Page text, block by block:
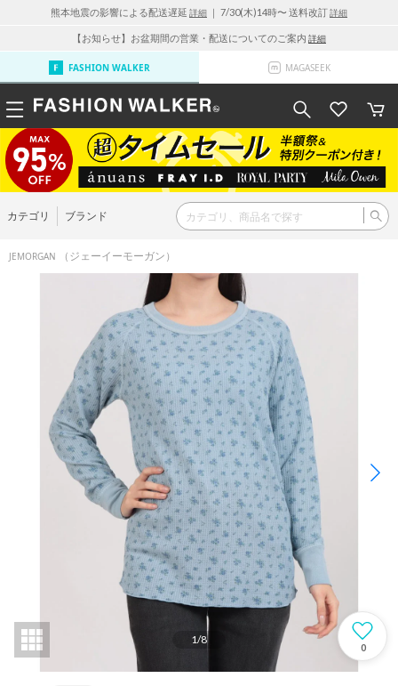
熊本地震の影響による配送遅延 詳細 ｜ 7/30(木)14時〜 送料改訂詳細
【お知らせ】お盆期間の営業・配送についてのご案内 詳細
FASHION WALKER MAGASEEK
カテゴリ ブランド
JEMORGAN （ジェーイーモーガン）
1/8
0